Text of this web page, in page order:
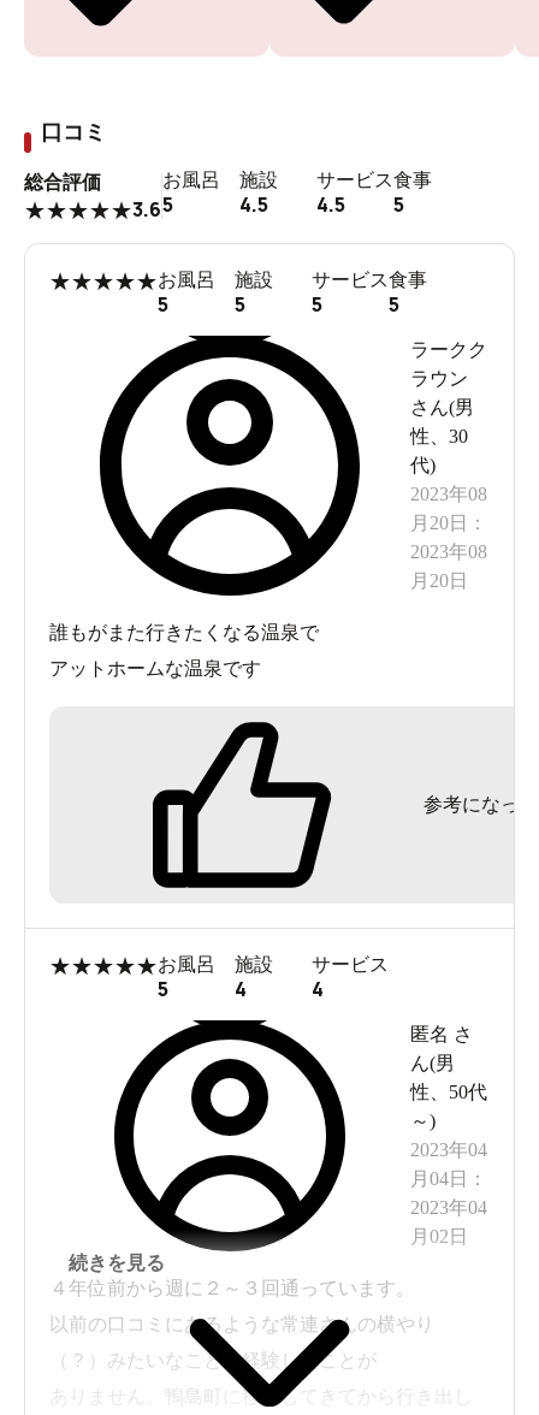
口コミ
総合評価
★★★★★3.6
お風呂
5
施設
4.5
サービス
4.5
食事
5
★★★★★お風呂
5
施設
5
サービス
5
食事
5
ラークク
ラウン
さん(男
性
30
代)
2023年08
月20日
：
2023年08
月20日
誰もがまた行きたくなる温泉で
アットホームな温泉です
参考になった
★★★★★お風呂
5
施設
4
サービス
4
匿名 さ
ん(男
性
50代
～)
2023年04
月04日
：
2023年04
月02日
４年位前から週に２～３回通っています。
以前の口コミにあるような常連さんの横やり
（？）みたいなことは経験したことが
ありません。鴨島町に移住してきてから行き出し
続きを見る